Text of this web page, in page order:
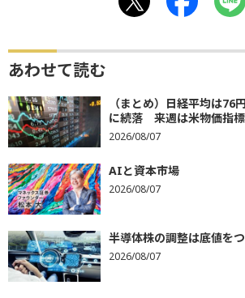
あわせて読む
（まとめ）日経平均は76
に続落 来週は米物価指
2026/08/07
AIと資本市場
2026/08/07
半導体株の調整は底値を
2026/08/07